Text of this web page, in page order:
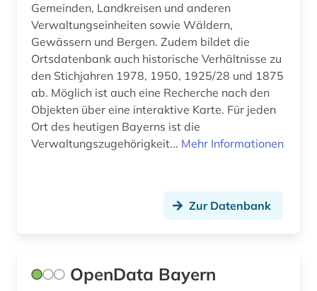
Gemeinden, Landkreisen und anderen
Verwaltungseinheiten sowie Wäldern,
Gewässern und Bergen. Zudem bildet die
Ortsdatenbank auch historische Verhältnisse zu
den Stichjahren 1978, 1950, 1925/28 und 1875
ab. Möglich ist auch eine Recherche nach den
Objekten über eine interaktive Karte. Für jeden
Ort des heutigen Bayerns ist die
Verwaltungszugehörigkeit... Mehr Informationen
Zur Datenbank
OpenData Bayern